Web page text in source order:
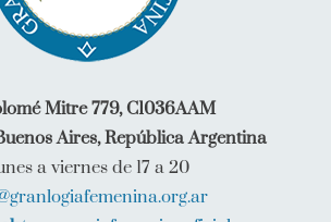
Mitre 779, C1036AAM
Aires, República Argentina
a viernes de 17 a 20